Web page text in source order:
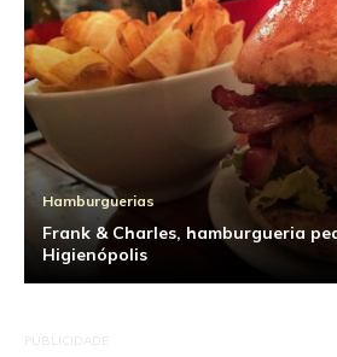
Hamburguerias
Frank & Charles, hamburgueria
Higienópolis
PUBLICIDADE